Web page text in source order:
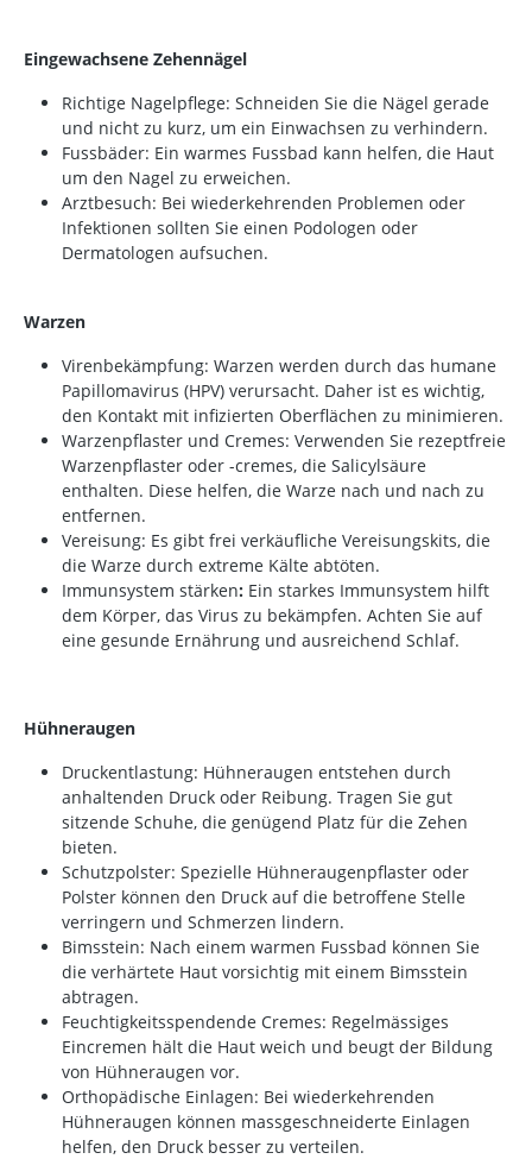
Eingewachsene Zehennägel
Richtige Nagelpflege: Schneiden Sie die Nägel gerade
und nicht zu kurz, um ein Einwachsen zu verhindern.
Fussbäder: Ein warmes Fussbad kann helfen, die Haut
um den Nagel zu erweichen.
Arztbesuch: Bei wiederkehrenden Problemen oder
Infektionen sollten Sie einen Podologen oder
Dermatologen aufsuchen.
Warzen
Virenbekämpfung: Warzen werden durch das humane
Papillomavirus (HPV) verursacht. Daher ist es wichtig,
den Kontakt mit infizierten Oberflächen zu minimieren.
Warzenpflaster und Cremes: Verwenden Sie rezeptfreie
Warzenpflaster oder -cremes, die Salicylsäure
enthalten. Diese helfen, die Warze nach und nach zu
entfernen.
Vereisung: Es gibt frei verkäufliche Vereisungskits, die
die Warze durch extreme Kälte abtöten.
Immunsystem stärken: Ein starkes Immunsystem hilft
dem Körper, das Virus zu bekämpfen. Achten Sie auf
eine gesunde Ernährung und ausreichend Schlaf.
Hühneraugen
Druckentlastung: Hühneraugen entstehen durch
anhaltenden Druck oder Reibung. Tragen Sie gut
sitzende Schuhe, die genügend Platz für die Zehen
bieten.
Schutzpolster: Spezielle Hühneraugenpflaster oder
Polster können den Druck auf die betroffene Stelle
verringern und Schmerzen lindern.
Bimsstein: Nach einem warmen Fussbad können Sie
die verhärtete Haut vorsichtig mit einem Bimsstein
abtragen.
Feuchtigkeitsspendende Cremes: Regelmässiges
Eincremen hält die Haut weich und beugt der Bildung
von Hühneraugen vor.
Orthopädische Einlagen: Bei wiederkehrenden
Hühneraugen können massgeschneiderte Einlagen
helfen, den Druck besser zu verteilen.